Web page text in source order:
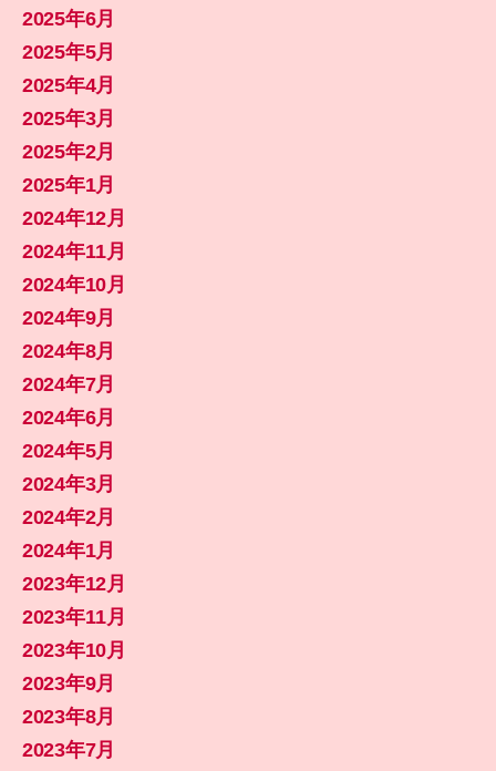
2025年6月
2025年5月
2025年4月
2025年3月
2025年2月
2025年1月
2024年12月
2024年11月
2024年10月
2024年9月
2024年8月
2024年7月
2024年6月
2024年5月
2024年3月
2024年2月
2024年1月
2023年12月
2023年11月
2023年10月
2023年9月
2023年8月
2023年7月